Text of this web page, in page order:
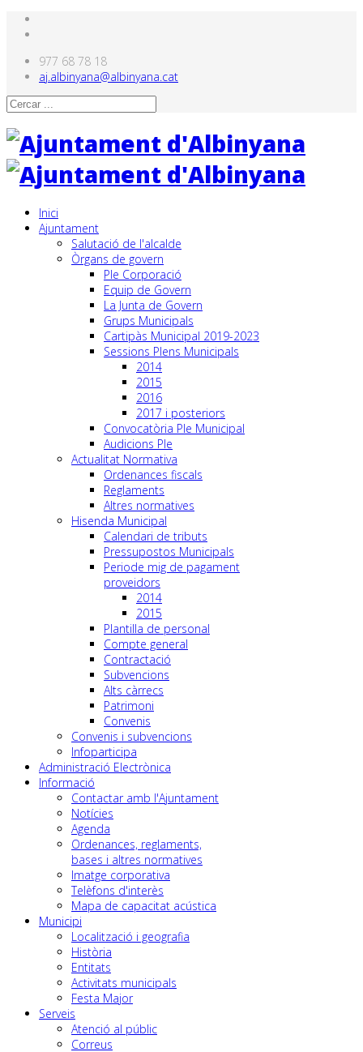
977 68 78 18
aj.albinyana@albinyana.cat
Inici
Ajuntament
Salutació de l'alcalde
Òrgans de govern
Ple Corporació
Equip de Govern
La Junta de Govern
Grups Municipals
Cartipàs Municipal 2019-2023
Sessions Plens Municipals
2014
2015
2016
2017 i posteriors
Convocatòria Ple Municipal
Audicions Ple
Actualitat Normativa
Ordenances fiscals
Reglaments
Altres normatives
Hisenda Municipal
Calendari de tributs
Pressupostos Municipals
Periode mig de pagament
proveidors
2014
2015
Plantilla de personal
Compte general
Contractació
Subvencions
Alts càrrecs
Patrimoni
Convenis
Convenis i subvencions
Infoparticipa
Administració Electrònica
Informació
Contactar amb l'Ajuntament
Notícies
Agenda
Ordenances, reglaments,
bases i altres normatives
Imatge corporativa
Telèfons d'interès
Mapa de capacitat acústica
Municipi
Localització i geografia
Història
Entitats
Activitats municipals
Festa Major
Serveis
Atenció al públic
Correus